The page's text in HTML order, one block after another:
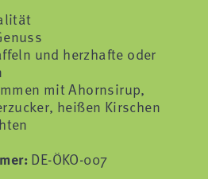
und herzhafte oder
mit Ahornsirup,
heißen Kirschen
DE-ÖKO-007